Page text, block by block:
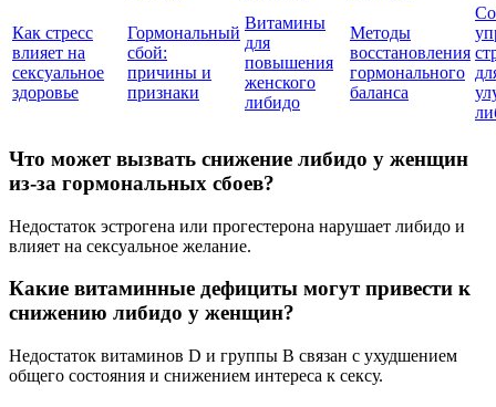
Как стресс
влияет на
сексуальное
здоровье
Гормональный
сбой:
причины и
признаки
Витамины
для
повышения
женского
либидо
Методы
восстановления
гормонального
баланса
Что может вызвать снижение либидо у женщин
из-за гормональных сбоев?
Недостаток эстрогена или прогестерона нарушает либидо и
влияет на сексуальное желание.
Какие витаминные дефициты могут привести к
снижению либидо у женщин?
Недостаток витаминов D и группы В связан с ухудшением
общего состояния и снижением интереса к сексу.